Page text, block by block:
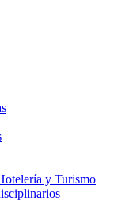
y Turismo